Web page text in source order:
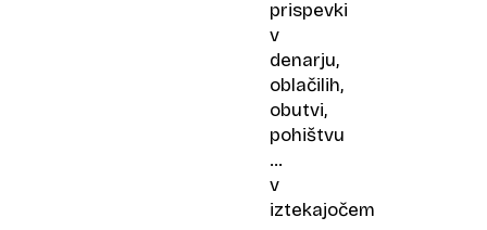
prispevki
v
denarju,
oblačilih,
obutvi,
pohištvu
…
v
iztekajočem